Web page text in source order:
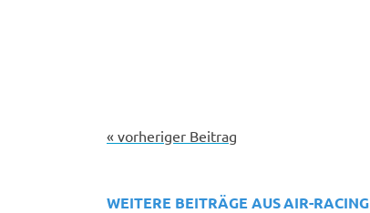
« vorheriger Beitrag
WEITERE BEITRÄGE AUSAIR-RACING